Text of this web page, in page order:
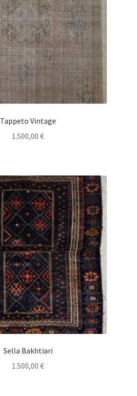
Tappeto Vintage
1.500,00 €
Sella Bakhtiari
1.500,00 €